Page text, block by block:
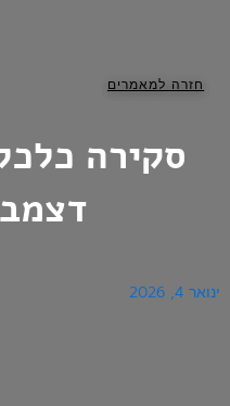
חזרה למאמרים
סקירה
דצמבר
ינואר 4, 2026